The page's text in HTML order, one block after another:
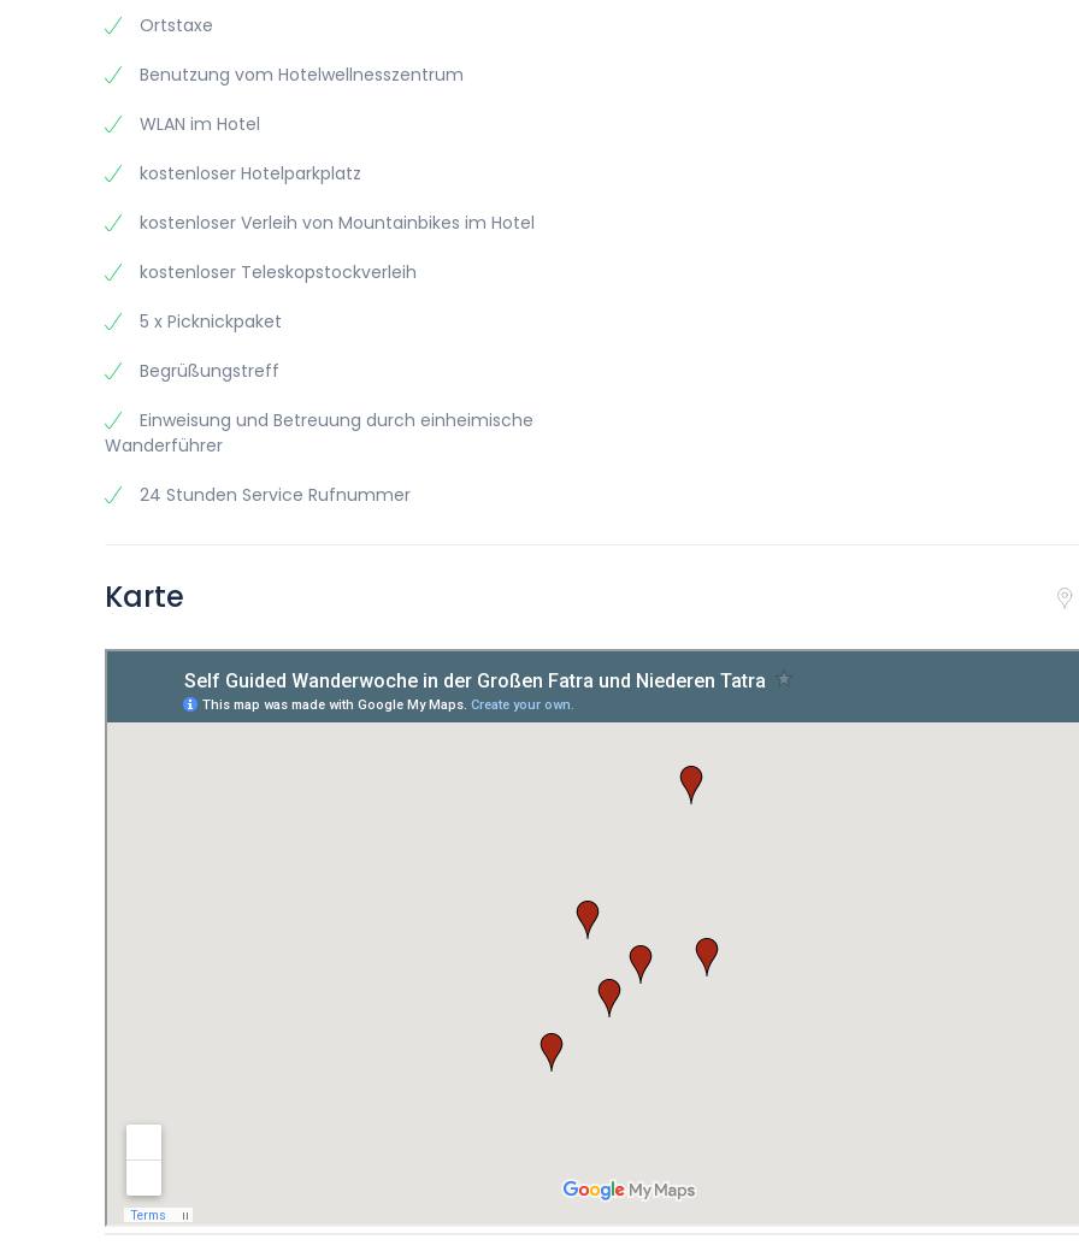
Ortstaxe
Benutzung vom Hotelwellnesszentrum
WLAN im Hotel
kostenloser Hotelparkplatz
kostenloser Verleih von Mountainbikes im Hotel
kostenloser Teleskopstockverleih
5 x Picknickpaket
Begrüßungstreff
Einweisung und Betreuung durch einheimische
Wanderführer
24 Stunden Service Rufnummer
Karte